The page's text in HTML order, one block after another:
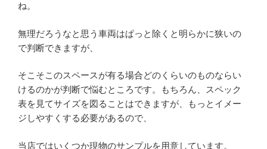
ね。
無理だろうなと思う車両はぱっと除くと明らかに狭いの
で判断できますが、
そこそこのスペースが有る場合どのくらいのものならい
けるのかが判断で悩むところです。もちろん、スペック
表を見てサイズを図ることはできますが、もっとイメー
ジしやすくする必要があるので、
当店ではいくつか現物のサンプルを用意しています。